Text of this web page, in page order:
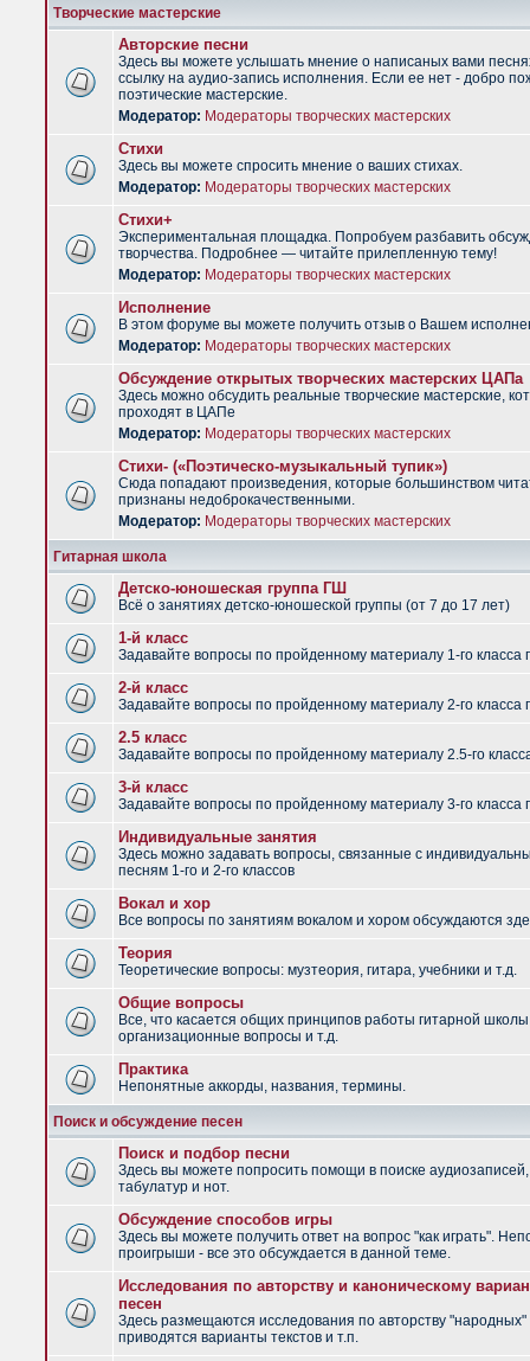
Творческие мастерские
Авторские песни
Здесь вы можете услышать мнение о написаных вами
ссылку на аудио-запись исполнения. Если ее нет - добро
поэтические мастерские.
Модератор: Модераторы творческих мастерских
Стихи
Здесь вы можете спросить мнение о ваших стихах.
Модератор: Модераторы творческих мастерских
Стихи+
Экспериментальная площадка. Попробуем разбавить
творчества. Подробнее — читайте прилепленную тему!
Модератор: Модераторы творческих мастерских
Исполнение
В этом форуме вы можете получить отзыв о Вашем
Модератор: Модераторы творческих мастерских
Обсуждение открытых творческих мастерских ЦАПа
Здесь можно обсудить реальные творческие мастерские,
проходят в ЦАПе
Модератор: Модераторы творческих мастерских
Стихи- («Поэтическо-музыкальный тупик»)
Сюда попадают произведения, которые большинством
признаны недоброкачественными.
Модератор: Модераторы творческих мастерских
Гитарная школа
Детско-юношеская группа ГШ
Всё о занятиях детско-юношеской группы (от 7 до 17 лет)
1-й класс
Задавайте вопросы по пройденному материалу 1-го класса
2-й класс
Задавайте вопросы по пройденному материалу 2-го класса
2.5 класс
Задавайте вопросы по пройденному материалу 2.5-го
3-й класс
Задавайте вопросы по пройденному материалу 3-го класса
Индивидуальные занятия
Здесь можно задавать вопросы, связанные с
песням 1-го и 2-го классов
Вокал и хор
Все вопросы по занятиям вокалом и хором обсуждаются
Теория
Теоретические вопросы: музтеория, гитара, учебники и т.д.
Общие вопросы
Все, что касается общих принципов работы гитарной
организационные вопросы и т.д.
Практика
Непонятные аккорды, названия, термины.
Поиск и обсуждение песен
Поиск и подбор песни
Здесь вы можете попросить помощи в поиске аудиозаписей,
табулатур и нот.
Обсуждение способов игры
Здесь вы можете получить ответ на вопрос "как играть".
проигрыши - все это обсуждается в данной теме.
Исследования по авторству и каноническому
песен
Здесь размещаются исследования по авторству "народных"
приводятся варианты текстов и т.п.